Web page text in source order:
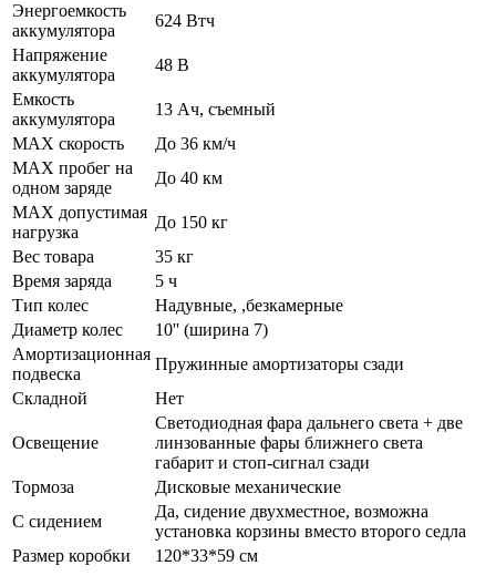
Энергоемкость
аккумулятора
624 Втч
Напряжение
аккумулятора
48 В
Емкость
аккумулятора
13 Ач, съемный
MAX скорость
До 36 км/ч
MAX пробег на
одном заряде
До 40 км
MAX допустимая
нагрузка
До 150 кг
Вес товара
35 кг
Время заряда
5 ч
Тип колес
Надувные, ,безкамерные
Диаметр колес
10'' (ширина 7)
Амортизационная
подвеска
Пружинные амортизаторы сзади
Складной
Нет
Освещение
Светодиодная фара дальнего света + две
линзованные фары ближнего света
габарит и стоп-сигнал сзади
Тормоза
Дисковые механические
С сидением
Да, сидение двухместное, возможна
установка корзины вместо второго седла
Размер коробки
120*33*59 см